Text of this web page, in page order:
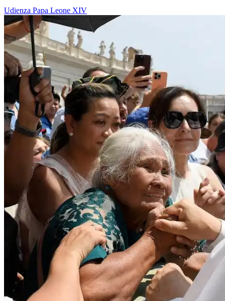
Udienza Papa Leone XIV